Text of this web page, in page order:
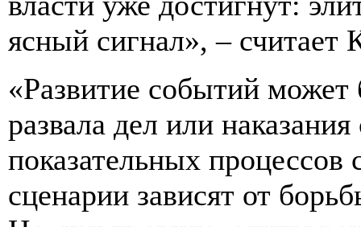
ясный сигнал», – считает
«Развитие событий
развала дел или
показательных
сценарии зависят от